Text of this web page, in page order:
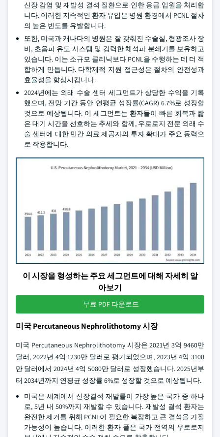
신장 감염 및 재발성 결석 질환으로 인한 응급 입원을 처리합
니다. 이러한 지속적인 환자 유입은 병원 환경에서 PCNL 절차
의 높은 빈도를 유발합니다.
또한, 미국과 캐나다의 병원은 잘 갖춰진 수술실, 형광조사 장
비, 초음파 유도 시스템 및 강력한 체석파 분쇄기를 보유하고
있습니다. 이는 소규모 클리닉보다 PCNL을 수행하는 데 더 적
합하게 만듭니다. 다학제적 지원 접근성은 절차의 안전성과
효율성을 향상시킵니다.
2024년에는 외래 수술 센터 세그먼트가 상당한 수익을 기록
했으며, 전망 기간 동안 연평균 성장률(CAGR) 6.7%로 성장할
것으로 예상됩니다. 이 세그먼트는 환자들이 빠른 회복과 짧
은 대기 시간을 선호하는 추세와 함께, 우로로지 전문 외래 수
술 센터에 대한 민간 의료 제공자의 투자 확대가 주요 동력으
로 작용합니다.
이 시장을 형성하는 주요 세그먼트에 대해 자세히 알
아보기
무료 PDF 다운로드
미국 Percutaneous Nephrolithotomy 시장
미국 Percutaneous Nephrolithotomy 시장은 2021년 3억 9460만
달러, 2022년 4억 1230만 달러로 평가되었으며, 2023년 4억 3100
만 달러에서 2024년 4억 5080만 달러로 성장했습니다. 2025년부
터 2034년까지 연평균 성장률 6%로 성장할 것으로 예상됩니다.
미국은 세계에서 신장결석 재발률이 가장 높은 국가 중 하나
로, 5년 내 50%까지 재발할 수 있습니다. 재발성 결석 환자는
완전한 제거를 위해 PCNL이 필요한 복잡하고 큰 결석을 가질
가능성이 높습니다. 이러한 환자 풀은 국가 전역의 우로로지